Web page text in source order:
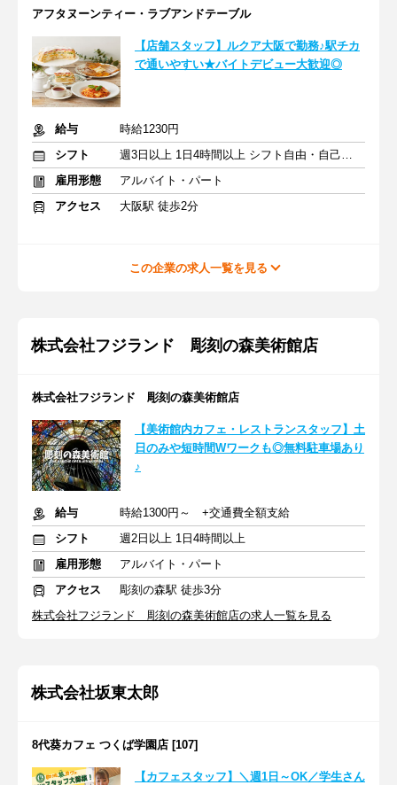
アフタヌーンティー・ラブアンドテーブル
【店舗スタッフ】ルクア大阪で勤務♪駅チカ
で通いやすい★バイトデビュー大歓迎◎
給与
時給1230円
シフト
週3日以上 1日4時間以上 シフト自由・自己申告
雇用形態
アルバイト・パート
アクセス
大阪駅 徒歩2分
この企業の求人一覧を見る
株式会社フジランド 彫刻の森美術館店
株式会社フジランド 彫刻の森美術館店
【美術館内カフェ・レストランスタッフ】土
日のみや短時間Wワークも◎無料駐車場あり
♪
給与
時給1300円～ +交通費全額支給
シフト
週2日以上 1日4時間以上
雇用形態
アルバイト・パート
アクセス
彫刻の森駅 徒歩3分
株式会社フジランド 彫刻の森美術館店の求人一覧を見る
株式会社坂東太郎
8代葵カフェ つくば学園店 [107]
【カフェスタッフ】＼週1日～OK／学生さん